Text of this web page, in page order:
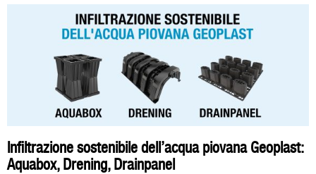
Infiltrazione sostenibile dell’acqua piovana Geoplast:
Aquabox, Drening, Drainpanel